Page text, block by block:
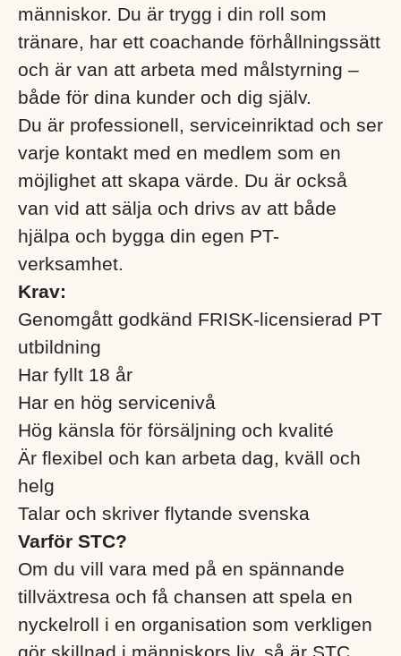
människor. Du är trygg i din roll som
tränare, har ett coachande förhållningssätt
och är van att arbeta med målstyrning –
både för dina kunder och dig själv.
Du är professionell, serviceinriktad och ser
varje kontakt med en medlem som en
möjlighet att skapa värde. Du är också
van vid att sälja och drivs av att både
hjälpa och bygga din egen PT-
verksamhet.
Krav:
Genomgått godkänd FRISK-licensierad PT
utbildning
Har fyllt 18 år
Har en hög servicenivå
Hög känsla för försäljning och kvalité
Är flexibel och kan arbeta dag, kväll och
helg
Talar och skriver flytande svenska
Varför STC?
Om du vill vara med på en spännande
tillväxtresa och få chansen att spela en
nyckelroll i en organisation som verkligen